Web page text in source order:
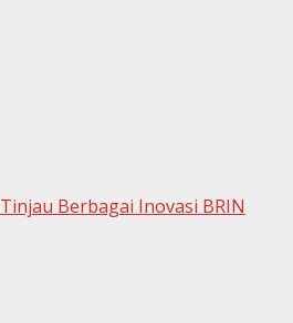
Berbagai Inovasi BRIN